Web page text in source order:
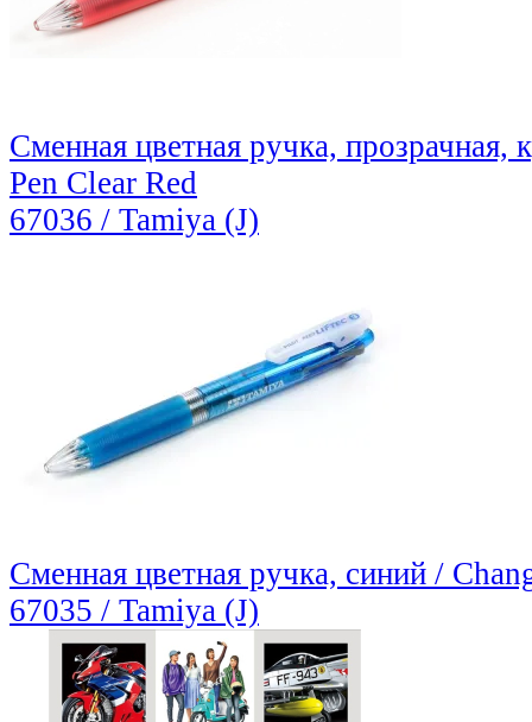
Сменная цветная ручка, прозрачная,
Pen Clear Red
67036 / Tamiya (J)
Сменная цветная ручка, синий /
67035 / Tamiya (J)